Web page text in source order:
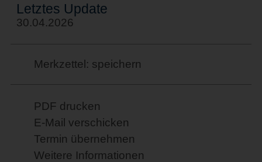
Letztes Update
30.04.2026
Merkzettel: speichern
PDF drucken
E-Mail verschicken
Termin übernehmen
Weitere Informationen